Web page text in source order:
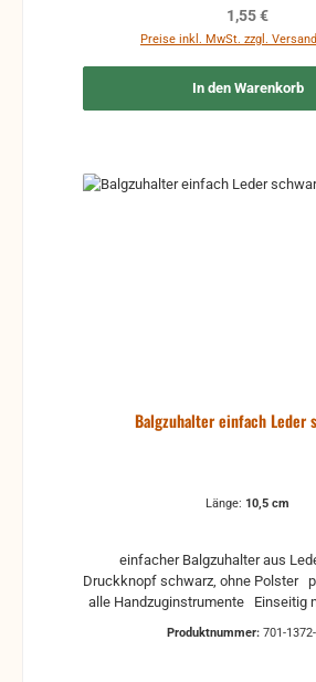
Regulärer
1,55 €
Preise inkl. MwSt. zzgl.
In den Warenkorb
Balgzuhalter einfach Leder
Länge: 10,5 cm
Druckknopf schwarz, ohne Polster passend für fast
alle Handzuginstrumente Einseitig mit Loch für die
Produktnummer: 701-